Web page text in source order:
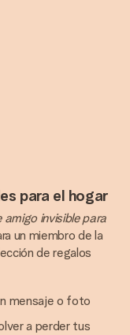
para el hogar
amigo invisible para
un miembro de la
de regalos
mensaje o foto
a perder tus